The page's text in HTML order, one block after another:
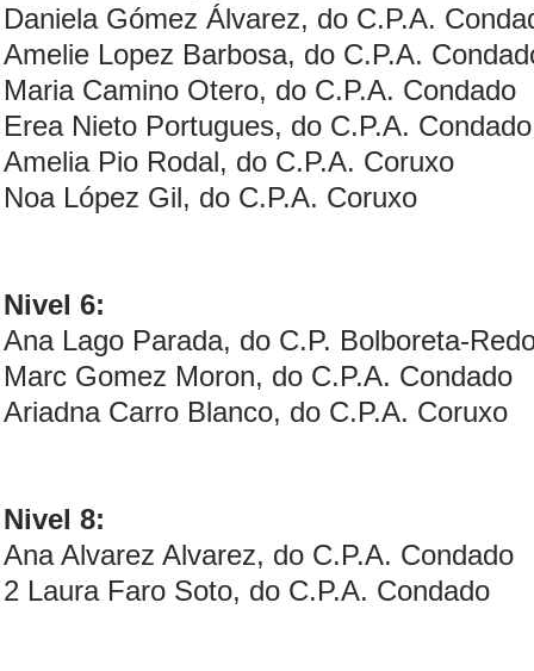
Daniela Gómez Álvarez, do C.P.A.
Amelie Lopez Barbosa, do C.P.A.
Maria Camino Otero, do C.P.A. Condado
Erea Nieto Portugues, do C.P.A. Condado
Amelia Pio Rodal, do C.P.A. Coruxo
Noa López Gil, do C.P.A. Coruxo
Nivel 6:
Ana Lago Parada, do C.P. Bolboreta-
Marc Gomez Moron, do C.P.A. Condado
Ariadna Carro Blanco, do C.P.A. Coruxo
Nivel 8:
Ana Alvarez Alvarez, do C.P.A. Condado
2 Laura Faro Soto, do C.P.A. Condado